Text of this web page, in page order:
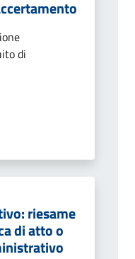
di
riesame
di atto o